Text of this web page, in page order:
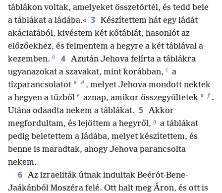
táblákon voltak, amelyeket összetörtél, és tedd bele
a táblákat a ládába.« 3 Készítettem hát egy ládát
akáciafából, kivéstem két kőtáblát, hasonlót az
előzőekhez, és felmentem a hegyre a két táblával a
kezemben. b 4 Azután Jehova felírta a táblákra
ugyanazokat a szavakat, mint korábban, c a
tízparancsolatot * d , melyet Jehova mondott nektek
a hegyen a tűzből e aznap, amikor összegyűltetek * f .
Utána odaadta nekem a táblákat. 5 Akkor
megfordultam, és lejöttem a hegyről, g a táblákat
pedig beletettem a ládába, melyet készítettem, és
benne is maradtak, ahogy Jehova parancsolta
nekem.
6 Az izraeliták útnak indultak Beérót-Bene-
Jaákánból Moszéra felé. Ott halt meg Áron, és ott is